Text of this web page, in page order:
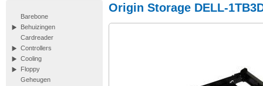
Barebone
Behuizingen
Cardreader
Controllers
Cooling
Floppy
Geheugen
Origin Storage DELL-